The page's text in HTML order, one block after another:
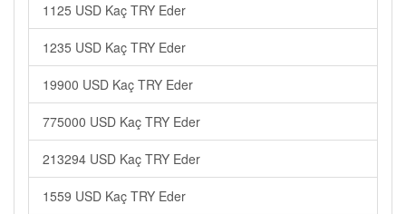
1125 USD Kaç TRY Eder
1235 USD Kaç TRY Eder
19900 USD Kaç TRY Eder
775000 USD Kaç TRY Eder
213294 USD Kaç TRY Eder
1559 USD Kaç TRY Eder